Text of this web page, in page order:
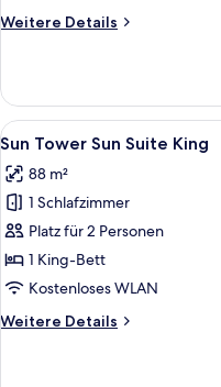
anzeigen
Weitere Details
Weitere
Tower
Deluxe
Double
Alle
Fotos
für
Sun
Tower
Sun
Suite
anzeigen
6
Sun Tower Sun Suite King
88 m²
1 Schlafzimmer
Platz für 2 Personen
1 King-Bett
Kostenloses WLAN
Weitere Details
Weitere